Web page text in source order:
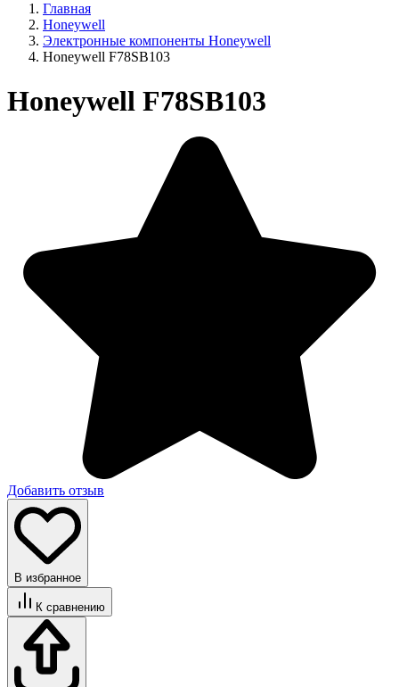
Главная
Honeywell
Электронные компоненты Honeywell
Honeywell F78SB103
Honeywell F78SB103
Добавить отзыв
В избранное
К сравнению